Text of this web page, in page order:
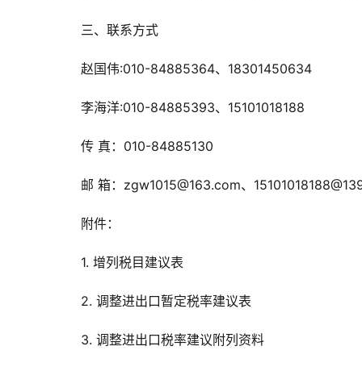
三、 联系方式
赵国伟:010-84885364、 18301450634
李海洋:010-84885393、 15101018188
传 真： 010-84885130
邮 箱： zgw1015@163.com、
附件：
1. 增列税目建议表
2. 调整进出口暂定税率建议表
3. 调整进出口税率建议附列资料